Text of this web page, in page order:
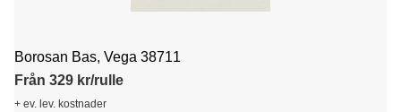
Borosan Bas, Vega 38711
Från 329 kr/rulle
+ ev. lev. kostnader